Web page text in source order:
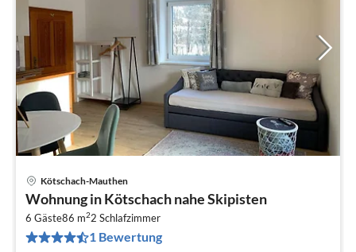
Kötschach-Mauthen
Wohnung in Kötschach nahe Skipisten
6 Gäste86 m22 Schlafzimmer
1 Bewertung